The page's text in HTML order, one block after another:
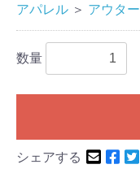
アパレル ＞ アウター
数量
シェアする